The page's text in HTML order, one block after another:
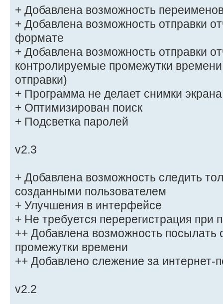
+ Добавлена возможность
+ Добавлена возможность отправки
формате
+ Добавлена возможность отправки
контролируемые промежутки
отправки)
+ Программа не делает снимки
+ Оптимизирован поиск
+ Подсветка паролей
v2.3
+ Добавлена возможность следить
созданными пользователем
+ Улучшения в интерфейсе
+ Не требуется перерегистрация при
++ Добавлена возможность
промежутки времени
++ Добавлено слежение за интернет-
v2.2